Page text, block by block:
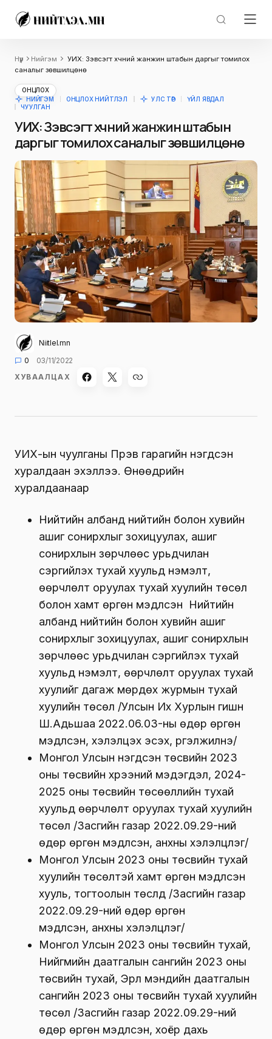
Нүүр Нийгэм
УИХ: Зэвсэгт хүчний жанжин штабын даргыг томилох
саналыг зөвшилцөнө
ОНЦЛОХ
НИЙГЭМ
ОНЦЛОХ НИЙТЛЭЛ УЛС ТӨР
ҮЙЛ ЯВДАЛ
ЧУУЛГАН
УИХ: Зэвсэгт хүчний жанжин штабын
даргыг томилох саналыг зөвшилцөнө
Niitlel.mn
0
03/11/2022
ХУВААЛЦАХ
УИХ-ын чуулганы Пүрэв гарагийн нэгдсэн
хуралдаан эхэллээ. Өнөөдрийн
хуралдаанаар
Нийтийн албанд нийтийн болон хувийн
ашиг сонирхлыг зохицуулах, ашиг
сонирхлын зөрчлөөс урьдчилан
сэргийлэх тухай хуульд нэмэлт,
өөрчлөлт оруулах тухай хуулийн төсөл
болон хамт өргөн мэдүүлсэн Нийтийн
албанд нийтийн болон хувийн ашиг
сонирхлыг зохицуулах, ашиг сонирхлын
зөрчлөөс урьдчилан сэргийлэх тухай
хуульд нэмэлт, өөрчлөлт оруулах тухай
хуулийг дагаж мөрдөх журмын тухай
хуулийн төсөл /Улсын Их Хурлын гишүүн
Ш.Адьшаа 2022.06.03-ны өдөр өргөн
мэдүүлсэн, хэлэлцэх эсэх, үргэлжилнэ/
Монгол Улсын нэгдсэн төсвийн 2023
оны төсвийн хүрээний мэдэгдэл, 2024-
2025 оны төсвийн төсөөллийн тухай
хуульд өөрчлөлт оруулах тухай хуулийн
төсөл /Засгийн газар 2022.09.29-ний
өдөр өргөн мэдүүлсэн, анхны хэлэлцүүлэг/
Монгол Улсын 2023 оны төсвийн тухай
хуулийн төсөлтэй хамт өргөн мэдүүлсэн
хууль, тогтоолын төслүүд /Засгийн газар
2022.09.29-ний өдөр өргөн
мэдүүлсэн, анхны хэлэлцүүлэг/
Монгол Улсын 2023 оны төсвийн тухай,
Нийгмийн даатгалын сангийн 2023 оны
төсвийн тухай, Эрүүл мэндийн даатгалын
сангийн 2023 оны төсвийн тухай хуулийн
төсөл /Засгийн газар 2022.09.29-ний
өдөр өргөн мэдүүлсэн, хоёр дахь